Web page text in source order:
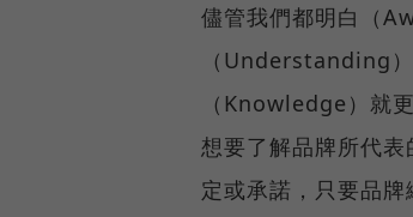
儘管我們都明白（
（Understanding
（Knowledge）就
想要了解品牌所代
定或承諾，只要品